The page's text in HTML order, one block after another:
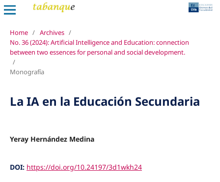
Home / Archives /
No. 36 (2024): Artificial Intelligence and Education: connection
between two essences for personal and social development.
/
Monografía
La IA en la Educación Secundaria
Yeray Hernández Medina
DOI: https://doi.org/10.24197/3d1wkh24